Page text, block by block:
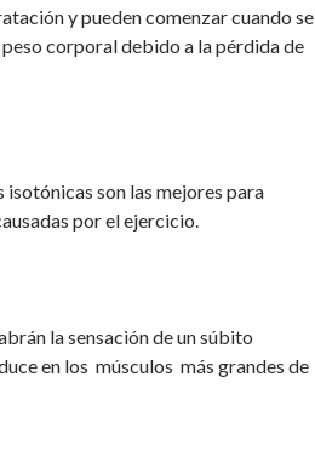
y pueden comenzar cuando se
corporal debido a la pérdida de
son las mejores para
por el ejercicio.
la sensación de un súbito
en los músculos más grandes de